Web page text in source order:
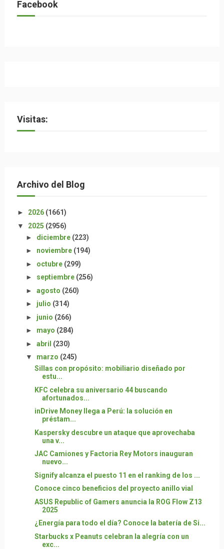
Facebook
Visitas:
Archivo del Blog
► 2026 (1661)
▼ 2025 (2956)
► diciembre (223)
► noviembre (194)
► octubre (299)
► septiembre (256)
► agosto (260)
► julio (314)
► junio (266)
► mayo (284)
► abril (230)
▼ marzo (245)
Sillas con propósito: mobiliario diseñado por
estu...
KFC celebra su aniversario 44 buscando
afortunados...
inDrive Money llega a Perú: la solución en
préstam...
Kaspersky descubre un ataque que aprovechaba
una v...
JAC Camiones y Factoria Rey Motors inauguran
nuevo...
Signify alcanza el puesto 11 en el ranking de los ...
Conoce cinco beneficios del proyecto anillo vial
ASUS Republic of Gamers anuncia la ROG Flow Z13
2025
¿Energía para todo el día? Conoce la batería de Si...
Starbucks x Peanuts celebran la alegría con un
exc...